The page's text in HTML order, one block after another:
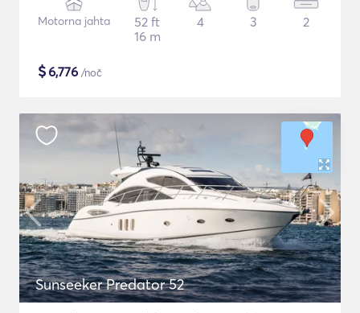
Motorna jahta
52 ft
16 m
4 3 2
$6,776 /noč
Sunseeker Predator 52